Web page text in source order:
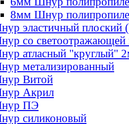
8мм Шнур
эластичный плоский
со светоотражающей
атласный "круглый"
метализированный
Витой
Акрил
ПЭ
силиконовый